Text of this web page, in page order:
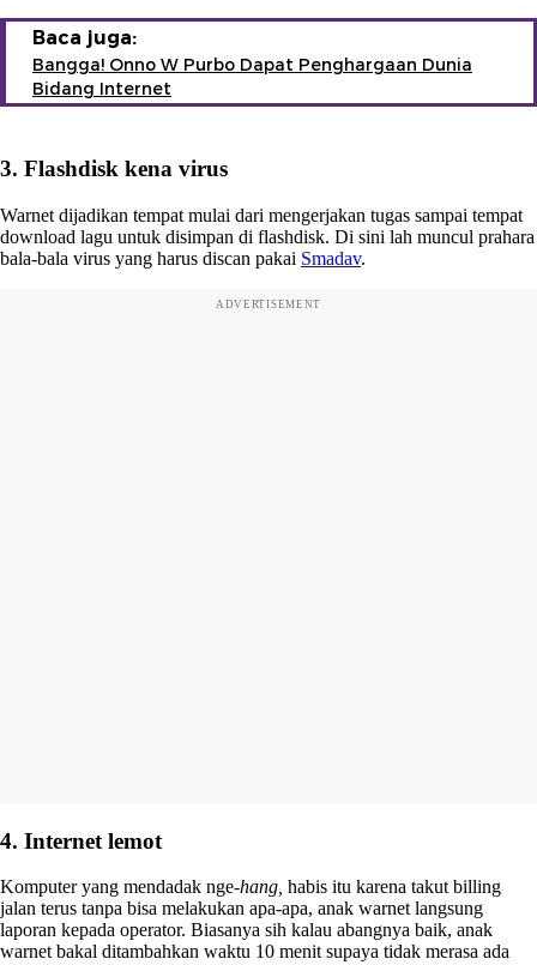
Baca juga:
Bangga! Onno W Purbo Dapat Penghargaan Dunia
Bidang Internet
3. Flashdisk kena virus
Warnet dijadikan tempat mulai dari mengerjakan tugas sampai tempat
download lagu untuk disimpan di flashdisk. Di sini lah muncul prahara
bala-bala virus yang harus discan pakai Smadav.
ADVERTISEMENT
4. Internet lemot
Komputer yang mendadak nge-hang, habis itu karena takut billing
jalan terus tanpa bisa melakukan apa-apa, anak warnet langsung
laporan kepada operator. Biasanya sih kalau abangnya baik, anak
warnet bakal ditambahkan waktu 10 menit supaya tidak merasa ada